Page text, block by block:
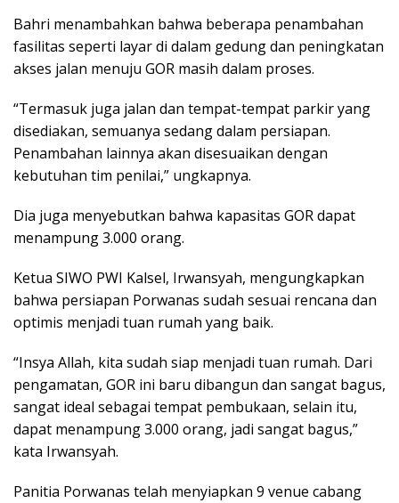
Bahri menambahkan bahwa beberapa penambahan
fasilitas seperti layar di dalam gedung dan peningkatan
akses jalan menuju GOR masih dalam proses.
“Termasuk juga jalan dan tempat-tempat parkir yang
disediakan, semuanya sedang dalam persiapan.
Penambahan lainnya akan disesuaikan dengan
kebutuhan tim penilai,” ungkapnya.
Dia juga menyebutkan bahwa kapasitas GOR dapat
menampung 3.000 orang.
Ketua SIWO PWI Kalsel, Irwansyah, mengungkapkan
bahwa persiapan Porwanas sudah sesuai rencana dan
optimis menjadi tuan rumah yang baik.
“Insya Allah, kita sudah siap menjadi tuan rumah. Dari
pengamatan, GOR ini baru dibangun dan sangat bagus,
sangat ideal sebagai tempat pembukaan, selain itu,
dapat menampung 3.000 orang, jadi sangat bagus,”
kata Irwansyah.
Panitia Porwanas telah menyiapkan 9 venue cabang